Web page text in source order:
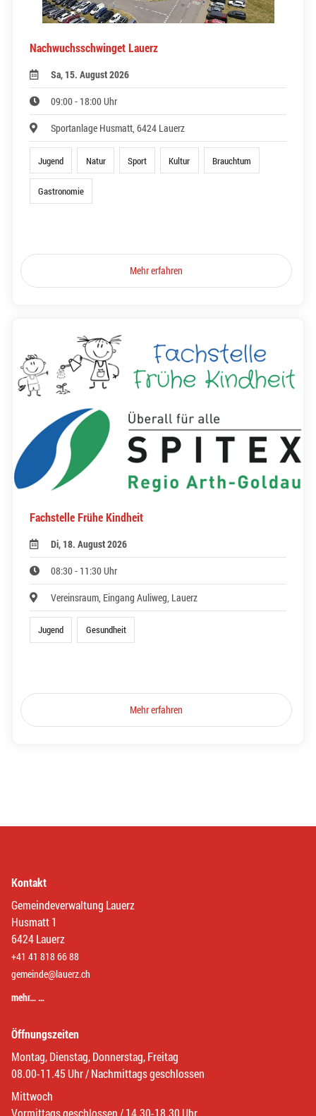
Nachwuchsschwinget Lauerz
Sa, 15. August 2026
09:00 - 18:00 Uhr
Sportanlage Husmatt, 6424 Lauerz
Jugend Natur Sport Kultur Brauchtum
Gastronomie
Mehr erfahren
Fachstelle Frühe Kindheit
Di, 18. August 2026
08:30 - 11:30 Uhr
Vereinsraum, Eingang Auliweg, Lauerz
Jugend Gesundheit
Mehr erfahren
Kontakt
Gemeindeverwaltung Lauerz
Husmatt 1
6424 Lauerz
+41 41 818 66 88
gemeinde@lauerz.ch
mehr… …
Öffnungszeiten
Montag, Dienstag, Donnerstag, Freitag
08.00-11.45 Uhr / Nachmittags geschlossen
Mittwoch
Vormittags geschlossen / 14.30-18.30 Uhr